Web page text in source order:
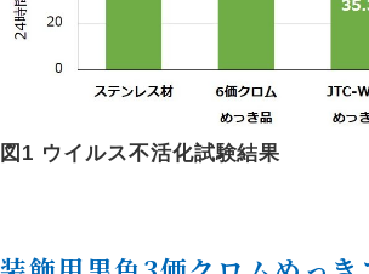
図1 ウイルス不活化試験結果